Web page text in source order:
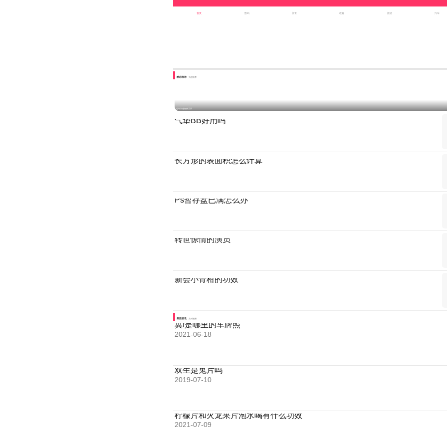
首页 数码 美食 教育 旅游 汽车
精彩推荐 为您推荐
过年高速免费几天
气垫BB好用吗
长方形的表面积怎么计算
Ps暂存盘已满怎么办
转世惊情的演员
新会小青柑的功效
最新资讯 实时更新
冀f是哪里的车牌照
2021-06-18
双生是鬼片吗
2019-07-10
柠檬片和火龙果片泡水喝有什么功效
2021-07-09